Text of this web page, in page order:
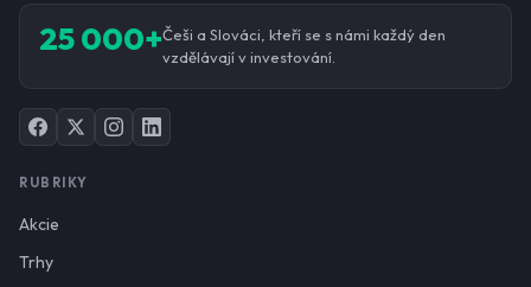
25 000+Češi a Slováci, kteří se s námi každý den
vzdělávají v investování.
RUBRIKY
Akcie
Trhy